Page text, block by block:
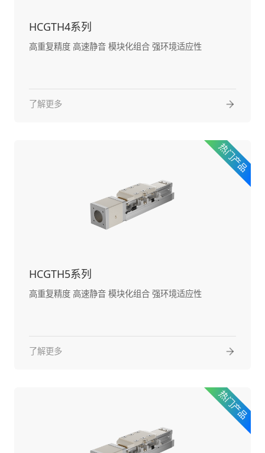
HCGTH4系列
高重复精度 高速静音 模块化组合 强环境适应性
了解更多
HCGTH5系列
高重复精度 高速静音 模块化组合 强环境适应性
了解更多